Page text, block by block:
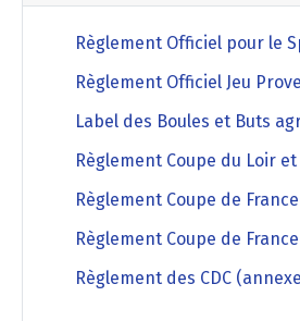
Règlement Officiel pour le
Règlement Officiel Jeu
Label des Boules et Buts
Règlement Coupe du Loir
Règlement Coupe de
Règlement Coupe de
Règlement des CDC
Palmarès Comité du Loir & Cher
Championnat Individuel Masculin